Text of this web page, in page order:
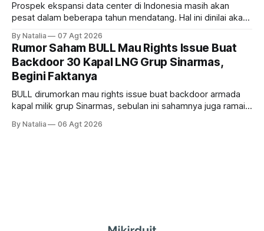
Prospek ekspansi data center di Indonesia masih akan
pesat dalam beberapa tahun mendatang. Hal ini dinilai akan
estate, ada siapa saja mereka?
By Natalia 07 Agt 2026
Rumor Saham BULL Mau Rights Issue Buat
Backdoor 30 Kapal LNG Grup Sinarmas,
Begini Faktanya
BULL dirumorkan mau rights issue buat backdoor armada
kapal milik grup Sinarmas, sebulan ini sahamnya juga ramai
masih menarik dilirik?
By Natalia 06 Agt 2026